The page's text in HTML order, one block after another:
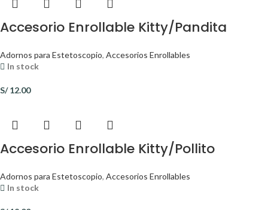
Accesorio Enrollable Kitty/Pandita
Adornos para Estetoscopio, Accesorios Enrollables
In stock
S/12.00
Accesorio Enrollable Kitty/Pollito
Adornos para Estetoscopio, Accesorios Enrollables
In stock